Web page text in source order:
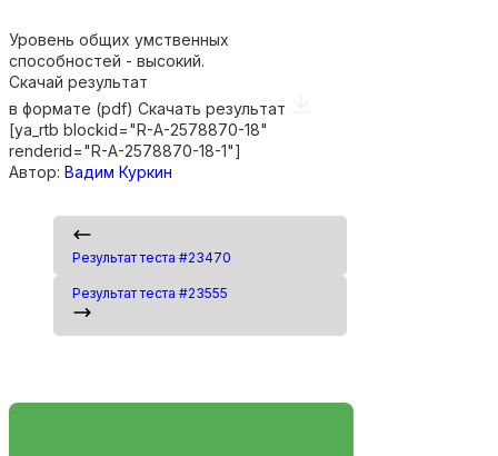
Уровень общих умственных
способностей - высокий.
Скачай результат
в формате (pdf) Скачать результат
[ya_rtb blockid="R-A-2578870-18"
renderid="R-A-2578870-18-1"]
Автор: Вадим Куркин
Результат теста #23470
Результат теста #23555